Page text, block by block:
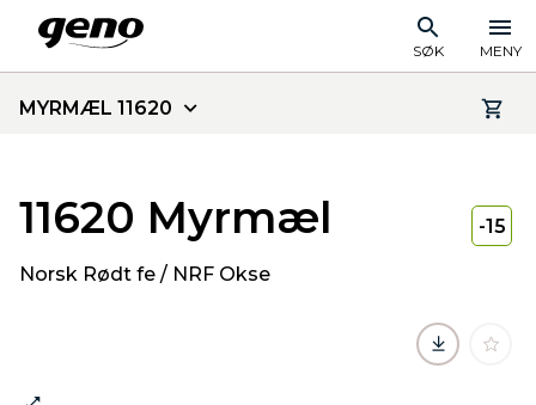
SØK MENY
MYRMÆL 11620
11620 Myrmæl
Norsk Rødt fe / NRF Okse
-15